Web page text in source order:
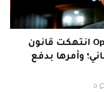
حكمت المحكمة بأن OpenAI انتهكت قانون
وأمرها بدفع
0